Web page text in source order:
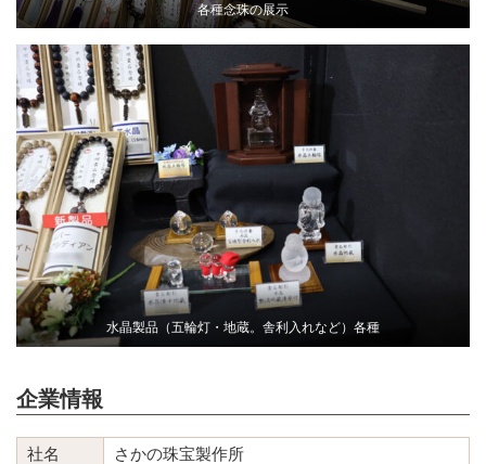
各種念珠の展示
水晶製品（五輪灯・地蔵。舎利入れなど）各種
企業情報
社名
さかの珠宝製作所